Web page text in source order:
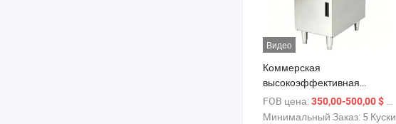
Видео
Коммерская
высокоэффективная
газовая фритюрница
FOB цена:350,00-500,00 $
Минимальный Заказ: 5 Куски